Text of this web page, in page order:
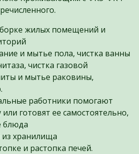
жилых помещений и
и мытье пола, чистка ванны
чистка газовой
и мытье раковины,
работники помогают
готовят ее самостоятельно,
блюда
хранилища
и растопка печей.